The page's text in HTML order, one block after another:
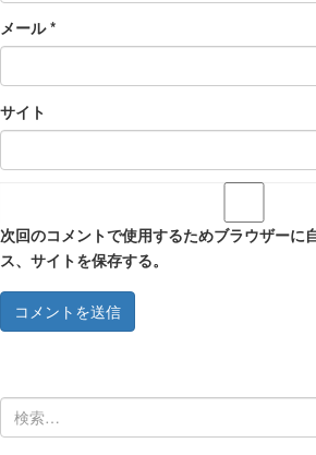
メール*
サイト
次回のコメントで使用するためブラウザーに
ス、サイトを保存する。
検
索: